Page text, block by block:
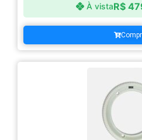
À vistaR$